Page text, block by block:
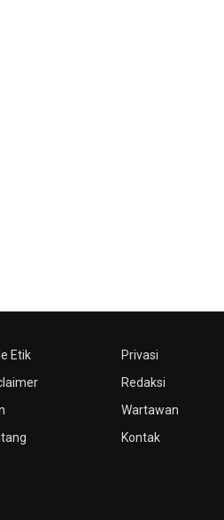
Etik
Privasi
Redaksi
Wartawan
Kontak